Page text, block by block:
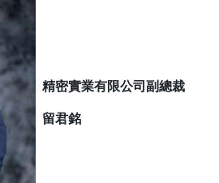
精密實業有限公司副總裁
留君銘